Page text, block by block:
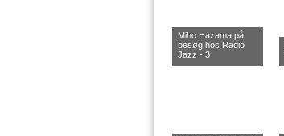
Miho Hazama på
besøg hos Radio
Jazz - 3